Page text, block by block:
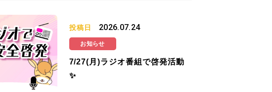
投稿日 2026.07.24
お知らせ
7/27(月)ラジオ番組で啓発活動
✨